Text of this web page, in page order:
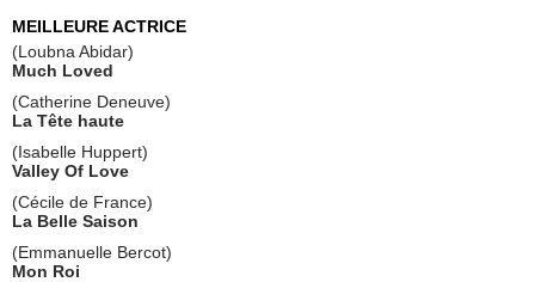
MEILLEURE ACTRICE
(Loubna Abidar)
Much Loved
(Catherine Deneuve)
La Tête haute
(Isabelle Huppert)
Valley Of Love
(Cécile de France)
La Belle Saison
(Emmanuelle Bercot)
Mon Roi